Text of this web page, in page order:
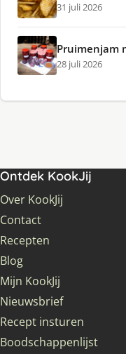
31 juli 2026
Pruimenjam
28 juli 2026
Ontdek KookJij
Over KookJij
Contact
Recepten
Blog
Mijn KookJij
Nieuwsbrief
Recept insturen
Boodschappenlijst